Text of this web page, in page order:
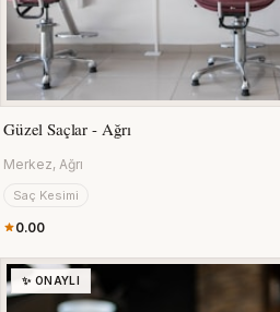
Güzel Saçlar - Ağrı
Merkez, Ağrı
Saç Kesimi
0.00
✨ ONAYLI